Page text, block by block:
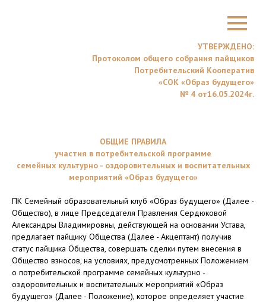
УТВЕРЖДЕНО:
Протоколом общего собрания пайщиков
Потребительский Кооператив
«СОК «Образ будущего»
№ 4 от16.05.2024г.
ОБЩИЕ ПРАВИЛА
участия в потребительской программе
семейных культурно - оздоровительных и воспитательных
мероприятий «Образ будущего»
ПК Семейный образовательный клуб «Образ будущего» (Далее -
Общество), в лице Председателя Правления Сердюковой
Александры Владимировны, действующей на основании Устава,
предлагает пайщику Общества (Далее - Акцептант) получив
статус пайщика Общества, совершать сделки путем внесения в
Общество взносов, на условиях, предусмотренных Положением
о потребительской программе семейных культурно -
оздоровительных и воспитательных мероприятий «Образ
будущего» (Далее - Положение), которое определяет участие